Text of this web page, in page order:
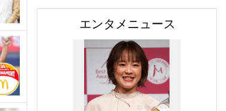
エンタメニュース